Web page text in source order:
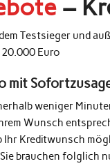
–
Testsieger und
Euro
mit
weniger
Wunsch
Kreditwunsch
brauchen folglich